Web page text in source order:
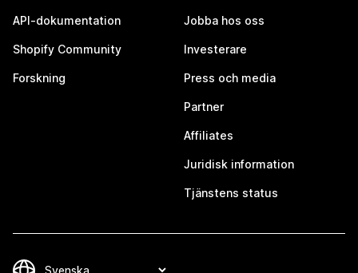
API-dokumentation
Shopify Community
Forskning
Jobba hos oss
Investerare
Press och media
Partner
Affiliates
Juridisk information
Tjänstens status